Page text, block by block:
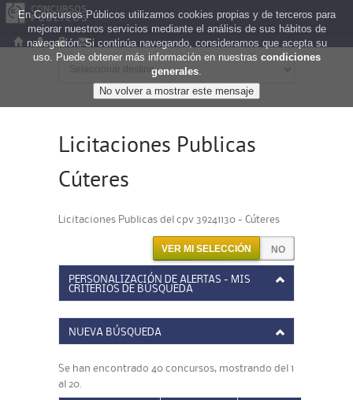
Licitaciones Publicas
Cúteres
Licitaciones Publicas del cpv 39241130 - Cúteres
VER MI SELECCIÓN
PERSONALIZACIÓN DE ALERTAS - MIS
CRITERIOS DE BÚSQUEDA
NUEVA BÚSQUEDA
Se han encontrado 40 concursos, mostrando del 1
al 20.
En Concursos Públicos utilizamos cookies propias y de terceros para
mejorar nuestros servicios mediante el análisis de sus hábitos de
navegación. Si continúa navegando, consideramos que acepta su
uso. Puede obtener más información en nuestras condiciones
generales.